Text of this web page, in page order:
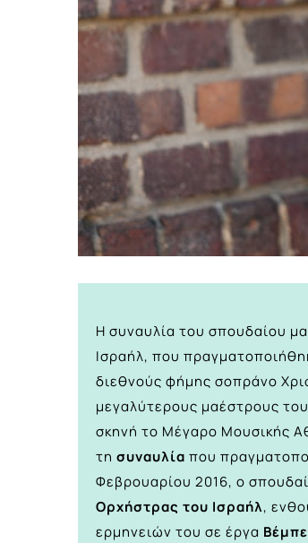
Η συναυλία του σπουδαίου
Ισραήλ, που
διεθνούς φήμης σοπράνο
μεγαλύτερους μαέστρους
σκηνή το Μέγαρο Μουσικής
τη συναυλία που
Φεβρουαρίου 2016, ο
Ορχήστρας του Ισραήλ,
ερμηνειών του σε έργα